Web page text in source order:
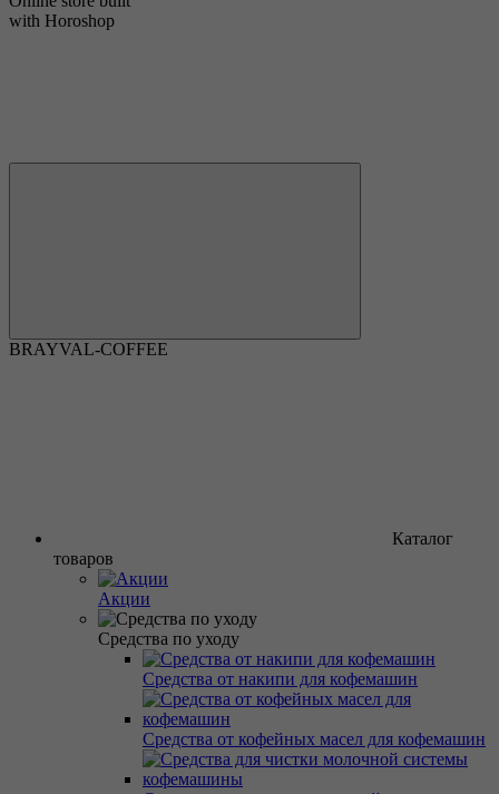
with Horoshop
BRAYVAL-COFFEE
Каталог
товаров
Акции
Средства по уходу
Средства от накипи для кофемашин
Средства от кофейных масел для кофемашин